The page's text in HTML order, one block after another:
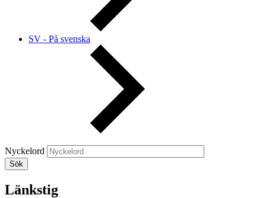
SV - På svenska
Nyckelord
Länkstig